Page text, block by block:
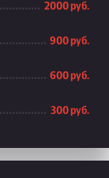
2000 руб.
900 руб.
600 руб.
300 руб.